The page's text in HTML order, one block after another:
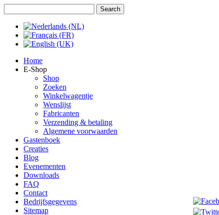
Home
E-Shop
Shop
Zoeken
Winkelwagentje
Wenslijst
Fabricanten
Verzending & betaling
Algemene voorwaarden
Gastenboek
Creaties
Blog
Evenementen
Downloads
FAQ
Contact
Bedrijfsgegevens
Sitemap